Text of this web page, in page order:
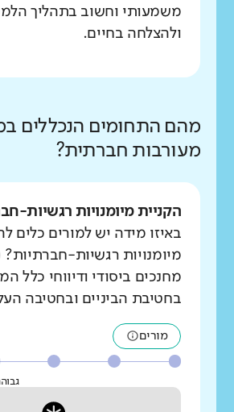
משמעותי וחשוב בתהליך
ולהצלחה בחיים.
מהם התחומים הנכללים
מעורבות חברתית?
הקניית מיומנויות רגשיות-
באיזו מידה יש למורים כלים
מיומנויות רגשיות-חברתיות?
מחנכים ביסודי ודיווחי כלל
בחטיבת הביניים ובחטיבה
מורים